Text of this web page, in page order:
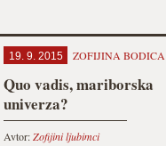
19. 9. 2015 ZOFIJINA BODICA
Quo vadis, mariborska
univerza?
Avtor:Zofijini ljubimci